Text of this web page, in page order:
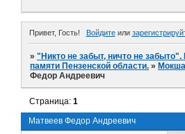
Привет, Гость! Войдитеили
»"Никто не забыт, ничто не забыто".
памяти Пензенской области. »
Федор Андреевич
Матвеев Федор Андреевич
Страница:1